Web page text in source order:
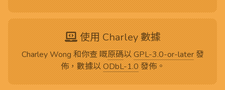
使用 Charley 數據
Charley Wong 和你查 嘅原碼以GPL-3.0-or-later發
佈，數據以ODbL-1.0發佈。